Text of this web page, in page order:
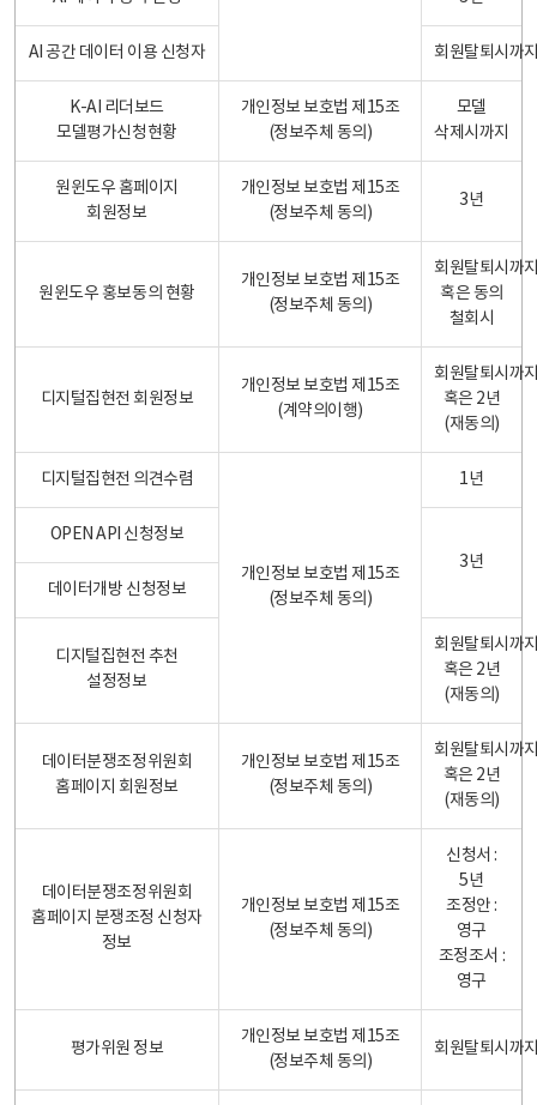
AI 공간 데이터 이용 신청자 회원탈퇴시까
K-AI 리더보드
모델평가신청현황
개인정보 보호법 제15조
(정보주체 동의)
모델
삭제시까지
원윈도우 홈페이지
회원정보
개인정보 보호법 제15조
(정보주체 동의)
3년
원윈도우 홍보동의 현황
개인정보 보호법 제15조
(정보주체 동의)
회원탈퇴시까
혹은 동의
철회시
디지털집현전 회원정보
개인정보 보호법 제15조
(계약의이행)
회원탈퇴시까
혹은 2년
(재동의)
디지털집현전 의견수렴
개인정보 보호법 제15조
(정보주체 동의)
1년
OPEN API 신청정보
3년
데이터개방 신청정보
디지털집현전 추천
설정정보
회원탈퇴시까
혹은 2년
(재동의)
데이터분쟁조정위원회
홈페이지 회원정보
개인정보 보호법 제15조
(정보주체 동의)
회원탈퇴시까
혹은 2년
(재동의)
데이터분쟁조정위원회
홈페이지 분쟁조정 신청자
정보
개인정보 보호법 제15조
(정보주체 동의)
신청서 :
5년
조정안 :
영구
조정조서 :
영구
평가위원 정보
개인정보 보호법 제15조
(정보주체 동의)
회원탈퇴시까